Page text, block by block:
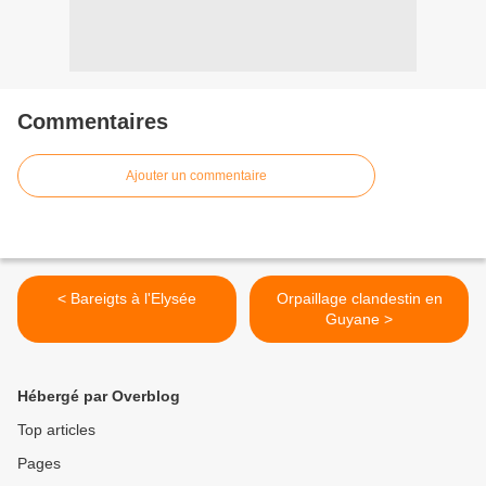
Commentaires
Ajouter un commentaire
< Bareigts à l'Elysée
Orpaillage clandestin en
Guyane >
Hébergé par Overblog
Top articles
Pages